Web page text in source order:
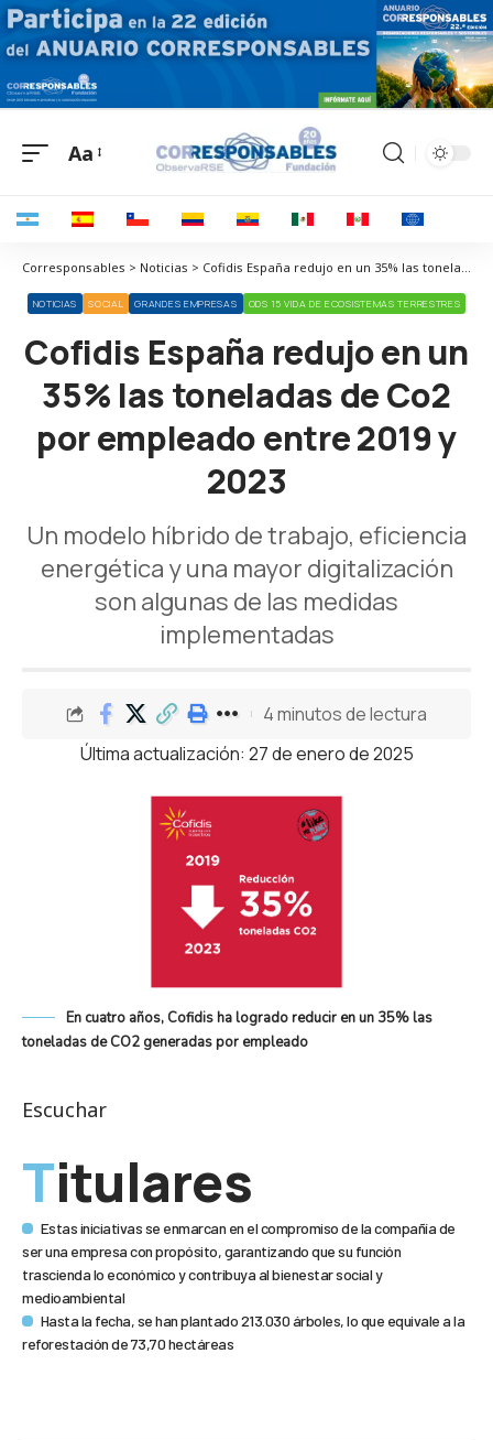
Aa
Corresponsables > Noticias > Cofidis España redujo en un 35% las toneladas de Co2 por empleado entre 2019 y 2023
NOTICIAS SOCIAL GRANDES EMPRESAS ODS 15 VIDA DE ECOSISTEMAS TERRESTRES
Cofidis España redujo en un
35% las toneladas de Co2
por empleado entre 2019 y
2023
Un modelo híbrido de trabajo, eficiencia
energética y una mayor digitalización
son algunas de las medidas
implementadas
Última actualización: 27 de enero de 2025
4 minutos de lectura
En cuatro años, Cofidis ha logrado reducir en un 35% las
toneladas de CO2 generadas por empleado
Escuchar
Titulares
Estas iniciativas se enmarcan en el compromiso de la compañía de
ser una empresa con propósito, garantizando que su función
trascienda lo económico y contribuya al bienestar social y
medioambiental
Hasta la fecha, se han plantado 213.030 árboles, lo que equivale a la
reforestación de 73,70 hectáreas